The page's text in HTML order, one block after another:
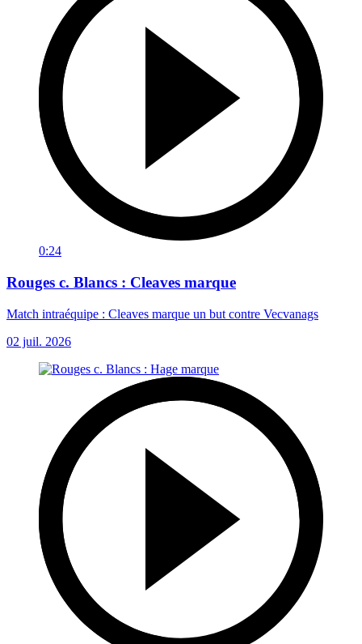
0:24
Rouges c. Blancs : Cleaves marque
Match intraéquipe : Cleaves marque un but contre Vecvanags
02 juil. 2026